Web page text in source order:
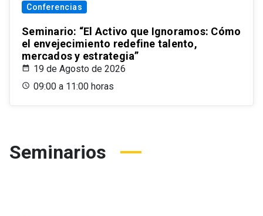
Conferencias
Seminario: “El Activo que Ignoramos: Cómo
el envejecimiento redefine talento,
mercados y estrategia”
19 de Agosto de 2026
09:00 a 11:00 horas
Seminarios